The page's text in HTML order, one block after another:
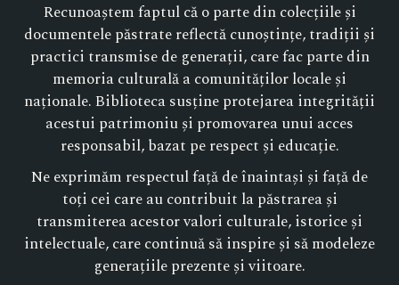
Recunoaștem faptul că o parte din colecțiile și
documentele păstrate reflectă cunoștințe, tradiții și
practici transmise de generații, care fac parte din
memoria culturală a comunităților locale și
naționale. Biblioteca susține protejarea integrității
acestui patrimoniu și promovarea unui acces
responsabil, bazat pe respect și educație.
Ne exprimăm respectul față de înaintași și față de
toți cei care au contribuit la păstrarea și
transmiterea acestor valori culturale, istorice și
intelectuale, care continuă să inspire și să modeleze
generațiile prezente și viitoare.